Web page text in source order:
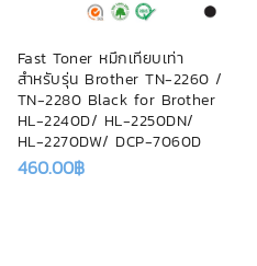
Fast Toner หมึกเทียบเท่า
สำหรับรุ่น Brother TN-2260 /
TN-2280 Black for Brother
HL-2240D/ HL-2250DN/
HL-2270DW/ DCP-7060D
460.00฿